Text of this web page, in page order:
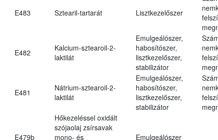
E483 Sztearil-tartarát Lisztkezelőszer
E482
Kalcium-sztearoil-2-
laktilát
Emulgeálószer,
habosítószer,
lisztkezelőszer,
stabilizátor
E481
Nátrium-sztearoil-2-
laktilát
Emulgeálószer,
habosítószer,
lisztkezelőszer,
stabilizátor
E479b
Hőkezeléssel oxidált
szójaolaj zsírsavak
mono- és
Emulgeálószer